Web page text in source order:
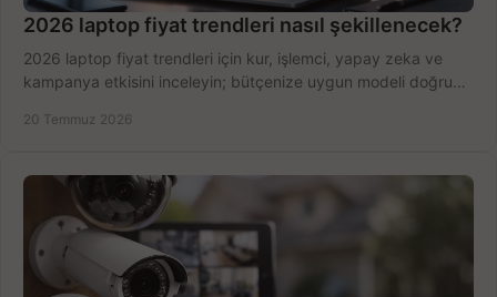
2026 laptop fiyat trendleri nasıl şekillenecek?
2026 laptop fiyat trendleri için kur, işlemci, yapay zeka ve
kampanya etkisini inceleyin; bütçenize uygun modeli doğru
20 Temmuz 2026